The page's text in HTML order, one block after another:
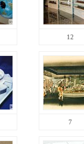
12
7